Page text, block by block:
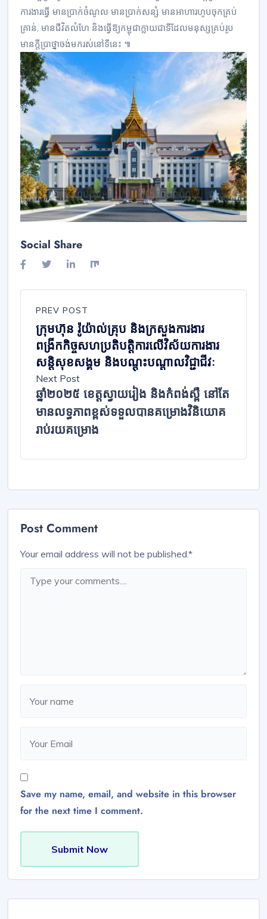
ការងារធ្វើ មានប្រាក់ចំណូល មានប្រាក់សន្សំ មានអាហារហូបចុកគ្រប់
គ្រាន់, មានជីវិតលំហែ និងធ្វើឱ្យកម្ពុជាក្លាយជាទីដែលមនុស្សគ្រប់រូប
មានក្តីប្រាថ្នាចង់មករស់នៅទីនេះ ៕
Social Share
PREV POST
ក្រុមហ៊ុន រ៉ូយ៉ាល់គ្រុប និងក្រសួងការងារ
ពង្រីកកិច្ចសហប្រតិបត្តិការលើវិស័យការងារ
សន្តិសុខសង្គម និងបណ្តុះបណ្តាលវិជ្ជាជីវៈ
Next Post
ឆ្នាំ២០២៥ ខេត្តស្វាយរៀង និងកំពង់ស្ពឺ នៅតែ
មានលទ្ធភាពខ្ពស់ទទួលបានគម្រោងវិនិយោគ
រាប់រយគម្រោង
Post Comment
Your email address will not be published.*
Save my name, email, and website in this browser
for the next time I comment.
Submit Now